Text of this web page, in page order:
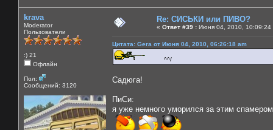
krava
Moderator
Пользователи
:) 21
Офлайн
Пол:
Сообщений: 3120
Re: СИСЬКИ или ПИВО?
« Ответ #39 : Июня 04, 2010, 10:09:24
Цитата: Gera от Июня 04, 2010, 06:26:18 am
^^/
Садюга!
ПиСи:
я уже немного уморился за этим спамером